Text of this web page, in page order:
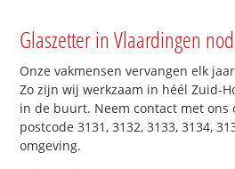
Glaszetter in Vlaardingen
Onze vakmensen vervangen elk
Zo zijn wij werkzaam in héél Zuid-
in de buurt. Neem contact met ons
postcode 3131, 3132, 3133, 3134,
omgeving.